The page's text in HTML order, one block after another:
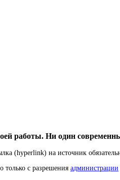
работы. Ни один
(hyperlink) на источник
только с разрешения администрации